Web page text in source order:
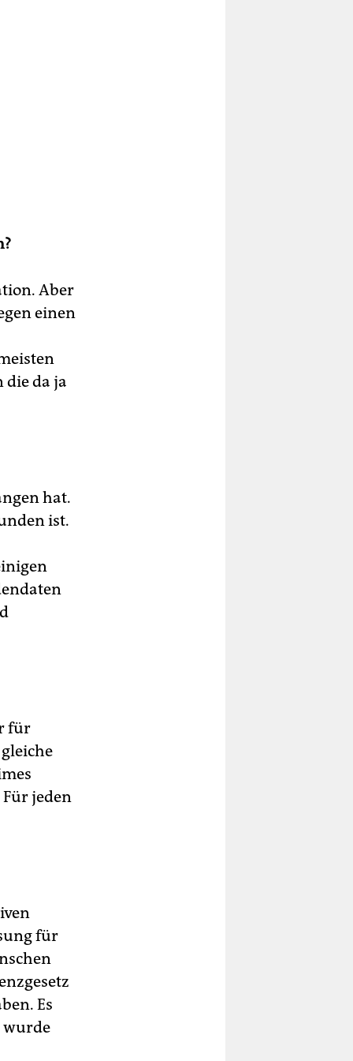
Aber
einen
die da ja
hat.
ist.
für
jeden
für
Es
wurde